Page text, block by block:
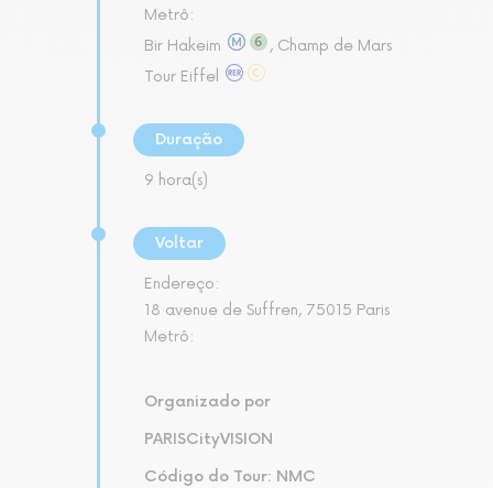
Metrô:
Bir Hakeim
, Champ de Mars
Tour Eiffel
Duração
9 hora(s)
Voltar
Endereço:
18 avenue de Suffren, 75015 Paris
Metrô:
Organizado por
PARISCityVISION
Código do Tour: NMC